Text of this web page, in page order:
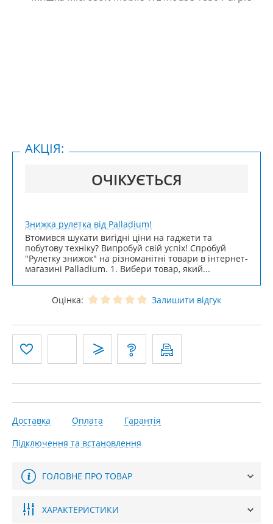
ОЧІКУЄТЬСЯ
АКЦІЯ:
Знижка рулетка від Palladium!
Втомився шукати вигідні ціни на гаджети та
побутову техніку? Випробуй свій успіх! Спробуй
"Рулетку знижок" на різноманітні товари в інтернет-
магазині Palladium. 1. Вибери товар, який...
Оцінка: Залишити відгук
Доставка Оплата
Гарантія
Підключення та встановлення
ГОЛОВНЕ ПРО ТОВАР
ХАРАКТЕРИСТИКИ